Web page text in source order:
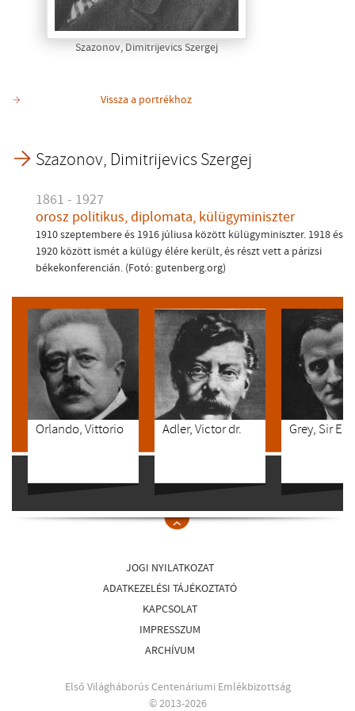
Szazonov, Dimitrijevics Szergej
Vissza a portrékhoz
Szazonov, Dimitrijevics Szergej
1861 - 1927
orosz politikus, diplomata, külügyminiszter
1910 szeptembere és 1916 júliusa között külügyminiszter. 1918 és
1920 között ismét a külügy élére került, és részt vett a párizsi
békekonferencián. (Fotó: gutenberg.org)
Orlando, Vittorio Adler, Victor dr. Grey, Sir
JOGI NYILATKOZAT
ADATKEZELÉSI TÁJÉKOZTATÓ
KAPCSOLAT
IMPRESSZUM
ARCHÍVUM
Első Világháborús Centenáriumi Emlékbizottság
© 2013-2026